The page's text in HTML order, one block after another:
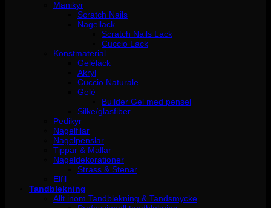
Manikyr
Scratch Nails
Nagellack
Scratch Nails Lack
Cuccio Lack
Konstmaterial
Gelélack
Akryl
Cuccio Naturale
Gelé
Builder Gel med pensel
Silke/glasfiber
Pedikyr
Nagelfilar
Nagelpenslar
Tippar & Mallar
Nageldekorationer
Strass & Stenar
Elfil
Tandblekning
Allt inom Tandblekning & Tandsmycke